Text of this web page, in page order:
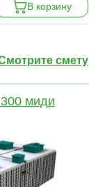
В корзину
смету
миди